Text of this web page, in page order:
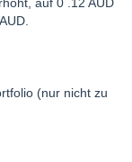
(nur nicht zu